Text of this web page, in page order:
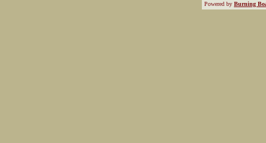
Powered by Burning